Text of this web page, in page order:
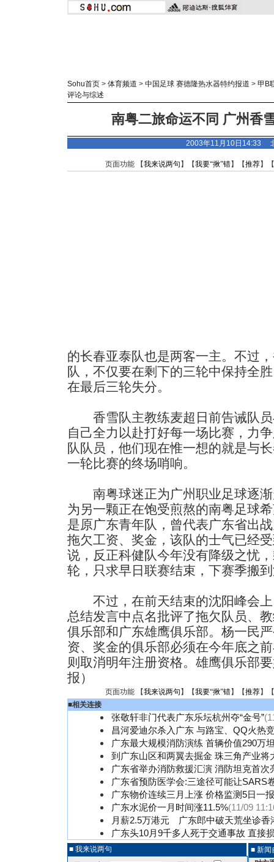
Sohu首页 > 体育频道 > 中国足球 赛德隆热水器特约报道 > 甲B
评论与综述
南粤二旅命运不同 广州香
2003年11月10日14:33
页面功能 【我来说两句 】【我要“揪”错】【推荐】
的长春亚泰队也是两客一主。不过
队，不仅要在剩下的三轮中保持全
在最后三轮失分。
香雪队主教练麦超日前告诫队员
自己全力以赴打好每一场比赛，力
队队员，他们现在惟一想的就是与
一轮比赛的终场哨响。
南粤球迷正为广州职业足球逐渐
为另一颗正在饱受煎熬的南粤足球
是原广东青年队，曾代表广东省出
拖欠工资、奖金，该队的士气已经
说，反正科健队今年没有降级之忧
轮，只求早日联赛结束，下赛季搬
不过，在前天结束的沈阳峰会上
总结发言中点名批评了拖欠队员、
俱乐部和广东雄鹰俱乐部。杨一民
资、奖金的俱乐部必须在今年底之
则取消明年注册资格。雄鹰俱乐部
报）
页面功能 【我来说两句 】【我要“揪”错】【推荐】
■相关连接
张敬轩非门代表广东乐坛杭州夺“金号”
昌河爱迪尔杀入广东 与路宝、QQ火热
广东最大规模消防演练 首辆价值290万
到广东山区和两翼去掘金 珠三角产业将
广东省举办消防救援汇演 消防坦克首次
广东省预防医学会:三途径可能让SARS
广东物价连续三月上涨 价格监测5日一报
广东水泥价一月时间涨11.5%(11/09
月薪2.5万港元 广东郎中破天荒坐诊香
广东头10月9千多人死于交通事故 直接
■ 我来说两句
■ 新闻